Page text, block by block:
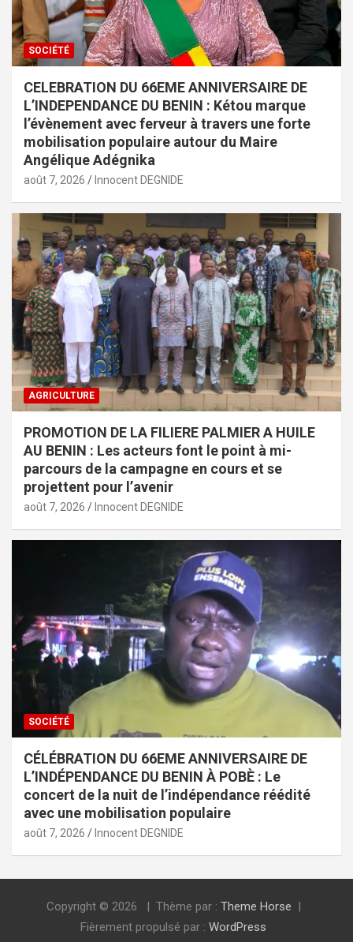
SOCIÉTÉ
CELEBRATION DU 66EME ANNIVERSAIRE DE
L’INDEPENDANCE DU BENIN : Kétou marque
l’évènement avec ferveur à travers une forte
mobilisation populaire autour du Maire
Angélique Adégnika
août 7, 2026 Innocent DEGNIDE
AGRICULTURE
PROMOTION DE LA FILIERE PALMIER A HUILE
AU BENIN : Les acteurs font le point à mi-
parcours de la campagne en cours et se
projettent pour l’avenir
août 7, 2026 Innocent DEGNIDE
SOCIÉTÉ
CÉLÉBRATION DU 66EME ANNIVERSAIRE DE
L’INDÉPENDANCE DU BENIN À POBÈ : Le
concert de la nuit de l’indépendance réédité
avec une mobilisation populaire
août 7, 2026 Innocent DEGNIDE
Copyright © 2026 Thème par : Theme Horse
Fièrement propulsé par : WordPress